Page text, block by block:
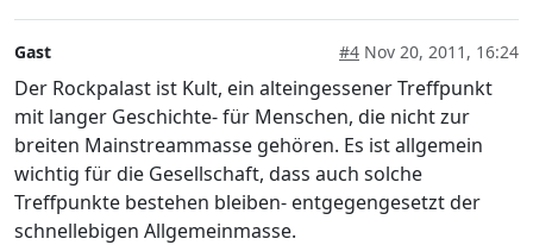
Gast #4 Nov 20, 2011, 16:24
Der Rockpalast ist Kult, ein alteingessener Treffpunkt
mit langer Geschichte- für Menschen, die nicht zur
breiten Mainstreammasse gehören. Es ist allgemein
wichtig für die Gesellschaft, dass auch solche
Treffpunkte bestehen bleiben- entgegengesetzt der
schnellebigen Allgemeinmasse.